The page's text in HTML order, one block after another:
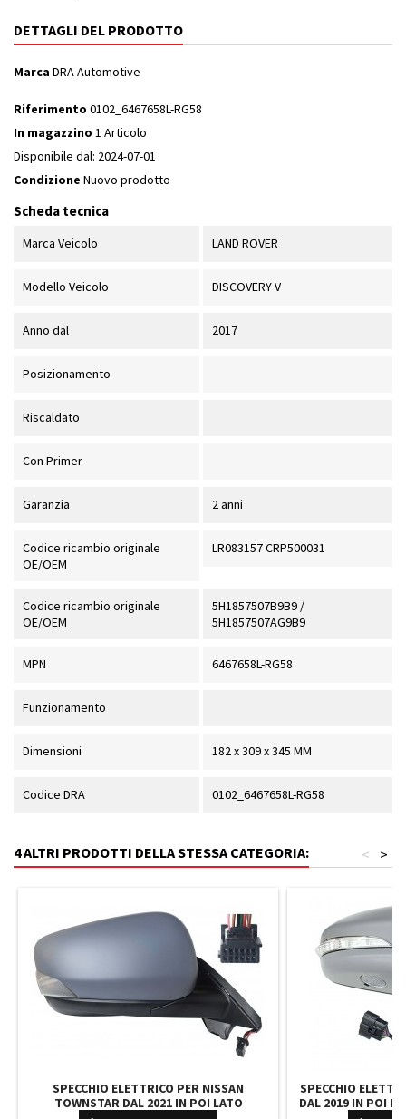
DETTAGLI DEL PRODOTTO
Marca DRA Automotive
Riferimento 0102_6467658L-RG58
In magazzino 1 Articolo
Disponibile dal: 2024-07-01
Condizione Nuovo prodotto
Scheda tecnica
Marca Veicolo LAND ROVER
Modello Veicolo DISCOVERY V
Anno dal 2017
Posizionamento
Riscaldato
Con Primer
Garanzia 2 anni
Codice ricambio originale
OE/OEM
LR083157 CRP500031
Codice ricambio originale
OE/OEM
5H1857507B9B9 /
5H1857507AG9B9
MPN 6467658L-RG58
Funzionamento
Dimensioni 182 x 309 x 345 MM
Codice DRA 0102_6467658L-RG58
4 ALTRI PRODOTTI DELLA STESSA CATEGORIA: >
<
SPECCHIO ELETTRICO PER NISSAN
TOWNSTAR DAL 2021 IN POI LATO
SPECCHIO
DAL 2019 IN POI